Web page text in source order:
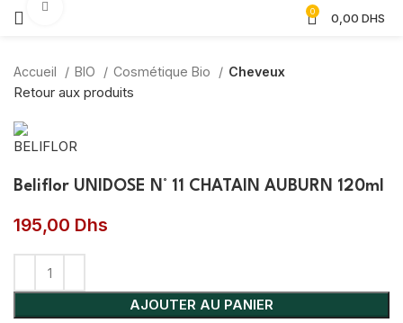
0 0,00 DHS
Accueil BIO Cosmétique Bio Cheveux
Retour aux produits
Beliflor UNIDOSE N° 11 CHATAIN AUBURN 120ml
195,00 Dhs
AJOUTER AU PANIER